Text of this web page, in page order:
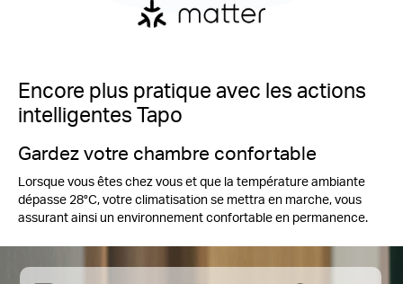
Encore plus pratique avec les actions
intelligentes Tapo
Gardez votre chambre confortable
Lorsque vous êtes chez vous et que la température ambiante
dépasse 28°C, votre climatisation se mettra en marche, vous
assurant ainsi un environnement confortable en permanence.